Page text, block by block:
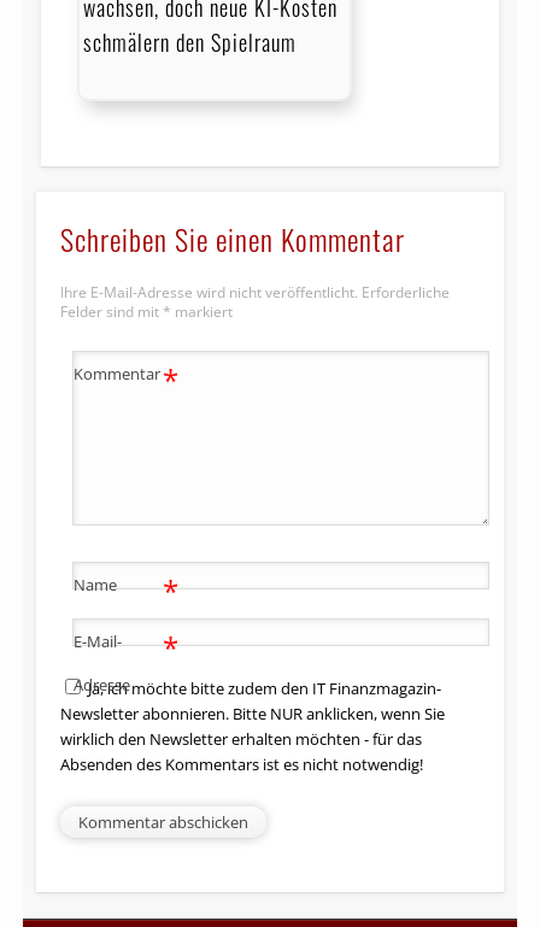
wachsen, doch neue KI-Kosten
schmälern den Spielraum
Schreiben Sie einen Kommentar
Ihre E-Mail-Adresse wird nicht veröffentlicht. Erforderliche
Felder sind mit * markiert
Kommentar*
Name *
E-Mail-
Adresse
*
Ja, ich möchte bitte zudem den IT Finanzmagazin-
Newsletter abonnieren. Bitte NUR anklicken, wenn Sie
wirklich den Newsletter erhalten möchten - für das
Absenden des Kommentars ist es nicht notwendig!